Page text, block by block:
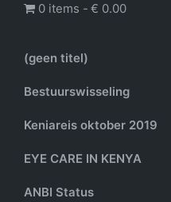
0 items
€ 0.00
(geen titel)
Bestuurswisseling
Keniareis oktober 2019
EYE CARE IN KENYA
ANBI Status